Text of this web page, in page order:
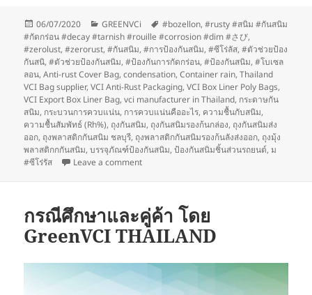
Posted
on
06/07/2020 Categories
GREENVCi Tags
#bozellon,#rusty #สนิม #กันสนิม
#กัดกร่อน #decay #tarnish #rouille #corrosion #dim #さび,
#zerolust,#zerorust,#กันสนิม,#การป้องกันสนิม,#ซีโร่ลัส,#ตัวช่วยป้อง
กันสนิ,#ตัวช่วยป้องกันสนิม,#ป้องกันการกัดกร่อน,#ป้องกันสนิม,#โบเซล
ลอน,Anti-rust Cover Bag,condensation,Container rain,Thailand
VCI Bag supplier,VCI Anti-Rust Packaging,VCI Box Liner Poly Bags,
VCI Export Box Liner Bag,vci manufacturer in Thailand, กระดาษกัน
สนิม, กระบวนการควบแน่น, การควบแน่นคืออะไร, ความชื้นกับสนิม,
ความชื้นสัมพัทธ์ (Rh%), ถุงกันสนิม, ถุงกันสนิมรองก้นกล่อง, ถุงกันสนิมส่ง
ออก, ถุงพลาสติกกันสนิม ชลบุรี, ถุงพลาสติกกันสนิมรองก้นลังส่งออก, ถุงมุ้ง
พลาสติกกกันสนิม,บรรจุภัณฑ์ป้องกันสนิม,ป้องกันสนิมชิ้นส่วนรถยนต์,ม
#ซีโร่รัส
Leave a commenton การรับรองและการปฎิบัติตามข้อตกลง โดย
กรณีศึกษาและคู่ค้า โดย
GreenVCI THAILAND